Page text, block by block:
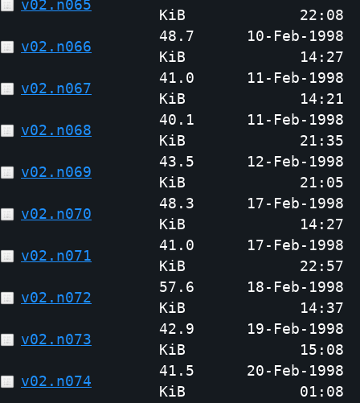
v02.n065
KiB
22:08
v02.n066
48.7
KiB
10-Feb-1998
14:27
v02.n067
41.0
KiB
11-Feb-1998
14:21
v02.n068
40.1
KiB
11-Feb-1998
21:35
v02.n069
43.5
KiB
12-Feb-1998
21:05
v02.n070
48.3
KiB
17-Feb-1998
14:27
v02.n071
41.0
KiB
17-Feb-1998
22:57
v02.n072
57.6
KiB
18-Feb-1998
14:37
v02.n073
42.9
KiB
19-Feb-1998
15:08
v02.n074
41.5
KiB
20-Feb-1998
01:08